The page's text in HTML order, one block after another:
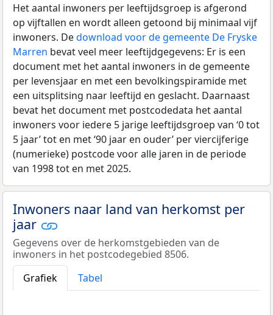
Het aantal inwoners per leeftijdsgroep is afgerond
op vijftallen en wordt alleen getoond bij minimaal vijf
inwoners. Dedownload voor de gemeente De Fryske
Marren bevat veel meer leeftijdgegevens: Er is een
document met het aantal inwoners in de gemeente
per levensjaar en met een bevolkingspiramide met
een uitsplitsing naar leeftijd en geslacht. Daarnaast
bevat het document met postcodedata het aantal
inwoners voor iedere 5 jarige leeftijdsgroep van ‘0 tot
5 jaar’ tot en met ‘90 jaar en ouder’ per viercijferige
(numerieke) postcode voor alle jaren in de periode
van 1998 tot en met 2025.
Inwoners naar land van herkomst per
jaar
Gegevens over de herkomstgebieden van de
inwoners in het postcodegebied 8506.
Grafiek
Tabel